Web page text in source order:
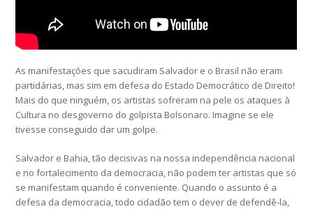
As manifestações que sacudiram Salvador e o Brasil não eram
partidárias, mas sim em defesa do Estado Democrático de Direito!
Mais do que ninguém, os artistas sofreram na pele os ataques à
Cultura no desgoverno do golpista Bolsonaro. Imagine se ele
tivesse conseguido dar um golpe.
Salvador e Bahia, tão decisivas na nossa independência nacional
e no fortalecimento da democracia, não podem ter artistas que só
se manifestam quando é conveniente. Quando o assunto é a
defesa da democracia, todo cidadão tem o dever de defendê-la,